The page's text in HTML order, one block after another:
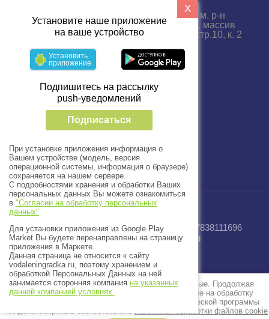
188689, Ленинградская область, м. р-н
Всеволожский, г.п. Бугровское, тер. массив
Порошкино, пр-д. Промышленный, стр.10, к. 2
+7 (812) 33-66-999
Пн-пт с 09:00 до 18:00
© 2025 - 2026 Завод “Водный Мир” ИНН 7838111696
Политика конфиденциальности
Создать сайтв Мегагрупп.ру
X
Установите наше приложение
на ваше устройство
Установить
приложение
Подпишитесь на рассылку
push-уведомлений
Подписаться
При установке приложения информация о
Вашем устройстве (модель, версия
операционной системы, информация о браузере)
сохраняется на нашем сервере.
С подробностями хранения и обработки Ваших
персональных данных Вы можете ознакомиться
в "Согласии на обработку персональных
данных"
Для установки приложения из Google Play
Market Вы будете перенаправлены на страницу
приложения в Маркете.
Данная страница не относится к сайту
vodaleningradka.ru, поэтому хранением и
обработкой Персональных Данных на ней
занимается сторонняя компания на указанных
данной компанией условиях.
Этот сайт использует файлы cookie и метаданные. Продолжая
просматривать его, Вы выражаете свое согласие на обработку
персональных данных с использованием метрической программы
Яндекс.Метрика в соответствии с Политикой обработки файлов cookie